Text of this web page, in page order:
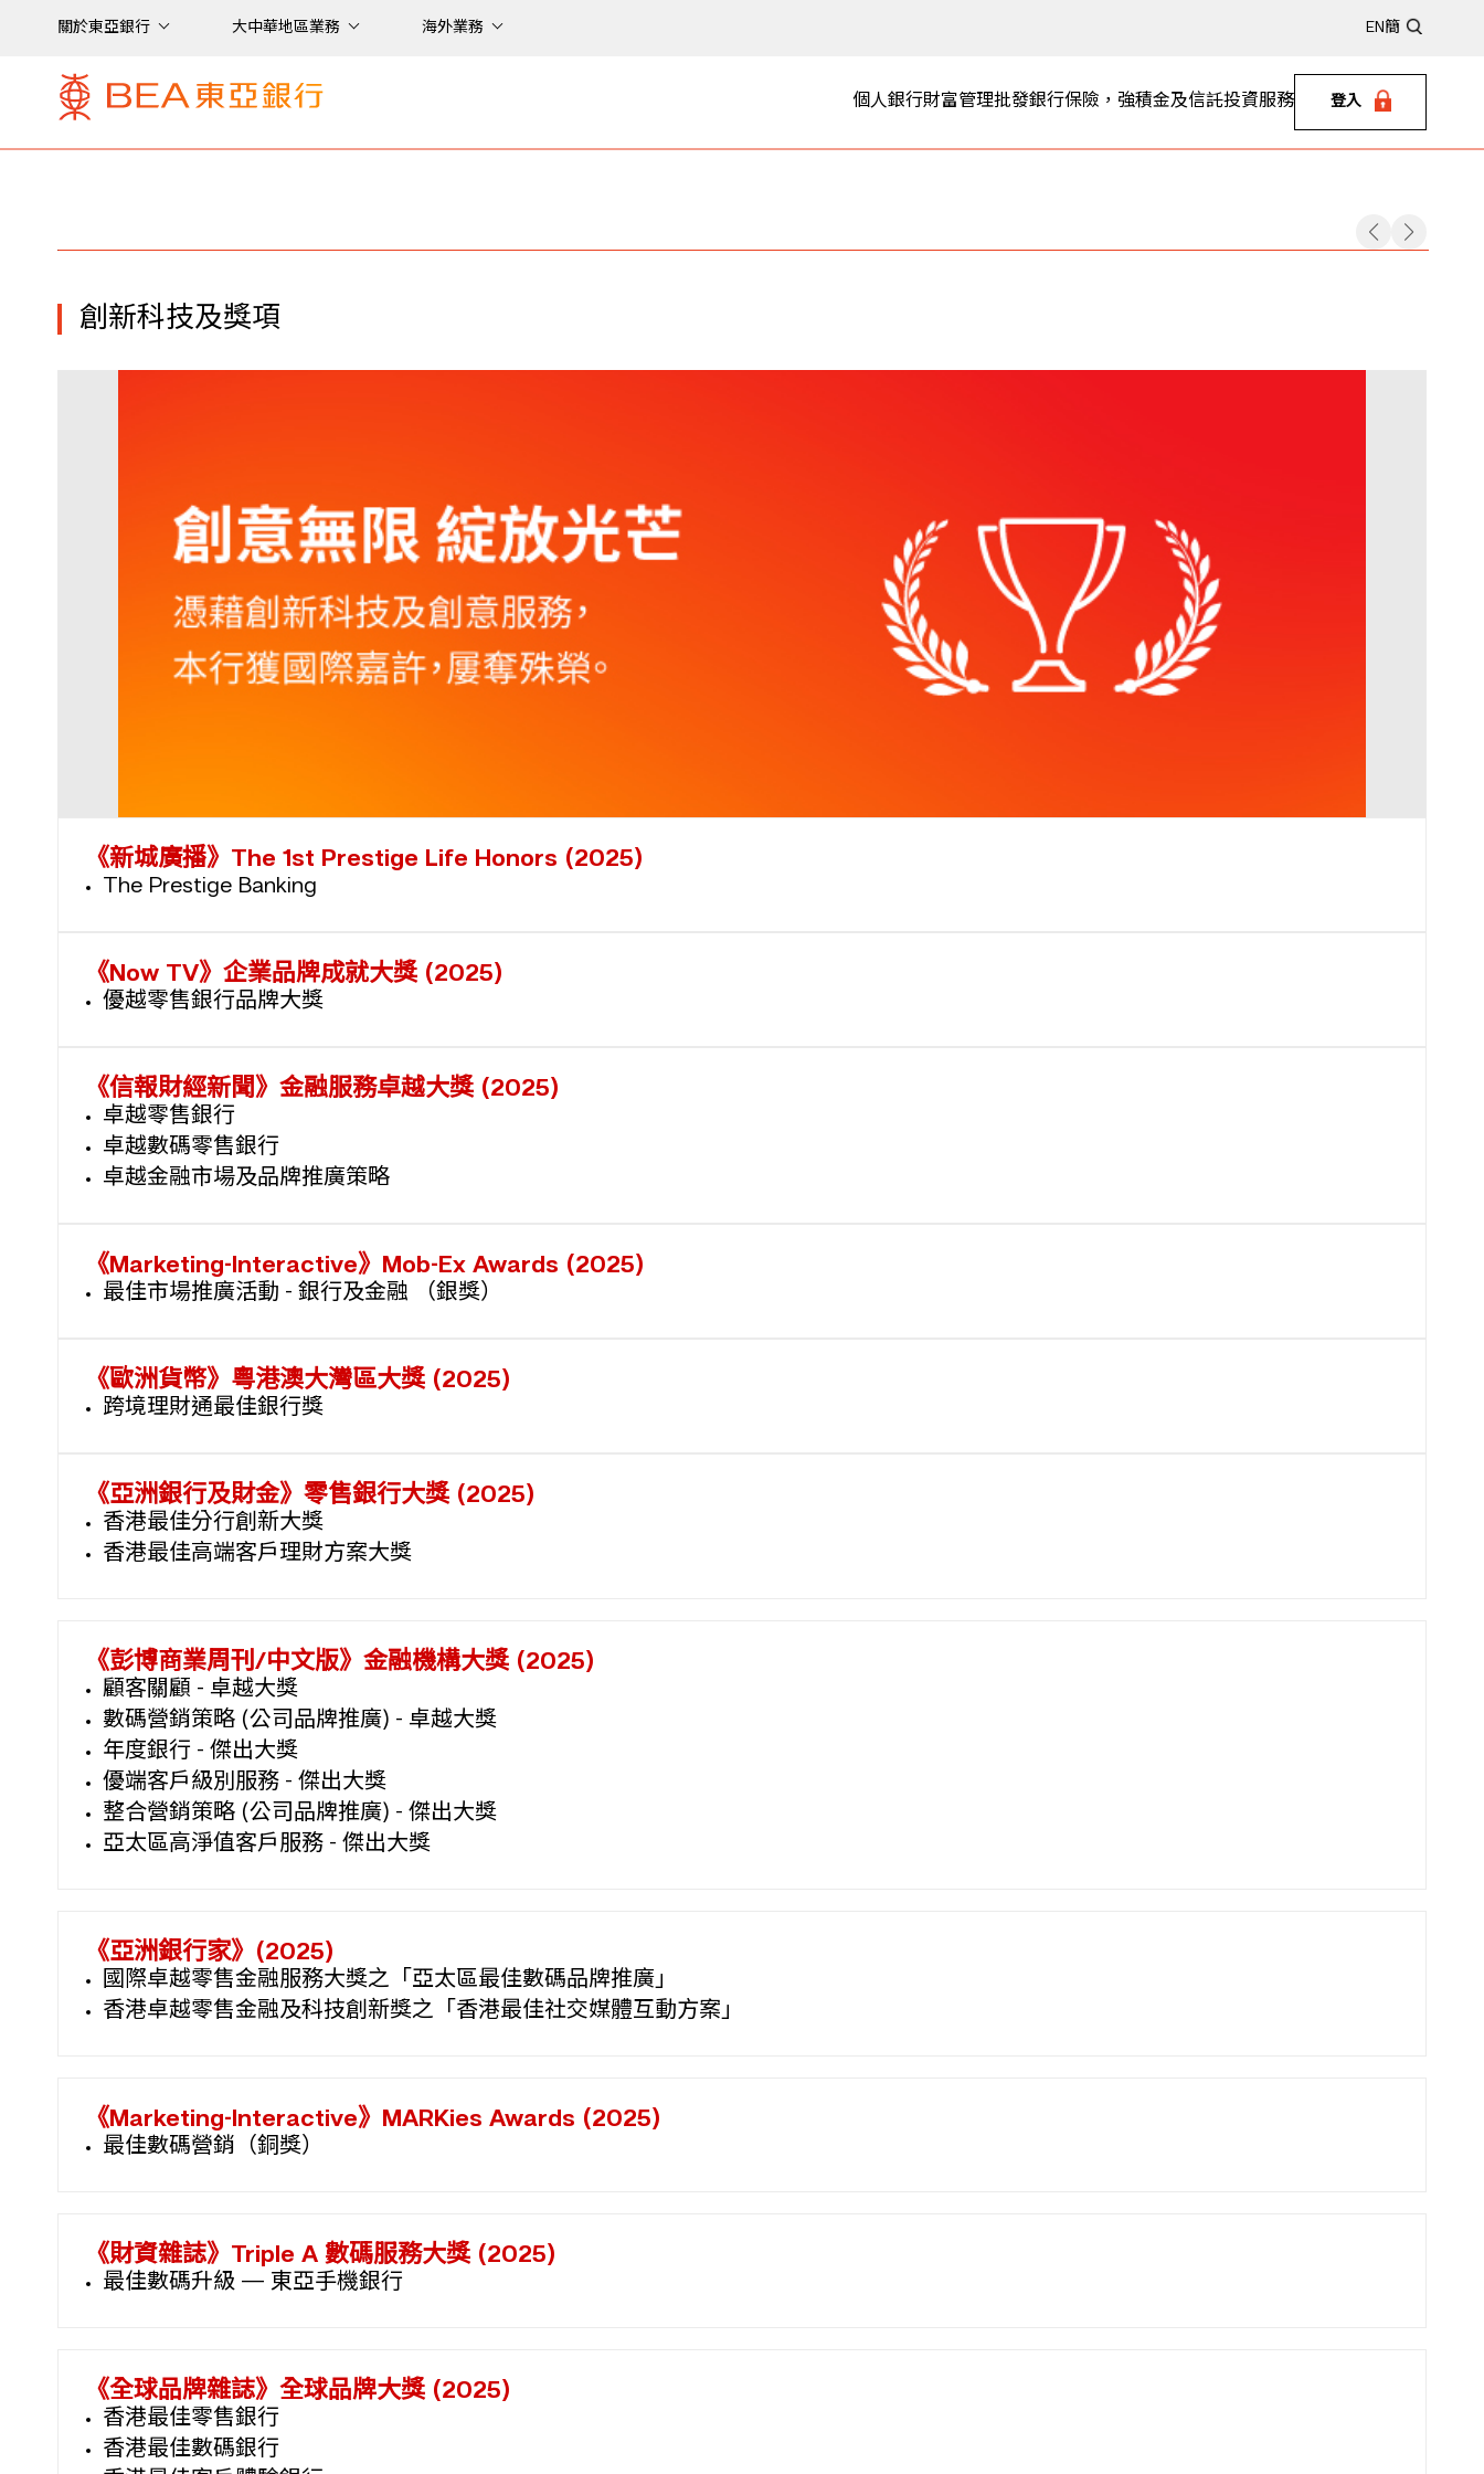
關於東亞銀行 大中華地區業務 海外業務 EN 簡
個人銀行財富管理批發銀行保險，強積金及信託投資服務 登入
創新科技及獎項
《新城廣播》The 1st Prestige Life Honors (2025)
The Prestige Banking
《Now TV》企業品牌成就大獎 (2025)
優越零售銀行品牌大獎
《信報財經新聞》金融服務卓越大獎 (2025)
卓越零售銀行
卓越數碼零售銀行
卓越金融市場及品牌推廣策略
《Marketing-Interactive》Mob-Ex Awards (2025)
最佳市場推廣活動 - 銀行及金融 （銀獎）
《歐洲貨幣》粵港澳大灣區大獎 (2025)
跨境理財通最佳銀行獎
《亞洲銀行及財金》零售銀行大獎 (2025)
香港最佳分行創新大獎
香港最佳高端客戶理財方案大獎
《彭博商業周刊/中文版》金融機構大獎 (2025)
顧客關顧 - 卓越大獎
數碼營銷策略 (公司品牌推廣) - 卓越大獎
年度銀行 - 傑出大獎
優端客戶級別服務 - 傑出大獎
整合營銷策略 (公司品牌推廣) - 傑出大獎
亞太區高淨值客戶服務 - 傑出大獎
《亞洲銀行家》(2025)
國際卓越零售金融服務大獎之「亞太區最佳數碼品牌推廣」
香港卓越零售金融及科技創新獎之「香港最佳社交媒體互動方案」
《Marketing-Interactive》MARKies Awards (2025)
最佳數碼營銷（銅獎）
《財資雜誌》Triple A 數碼服務大獎 (2025)
最佳數碼升級 — 東亞手機銀行
《全球品牌雜誌》全球品牌大獎 (2025)
香港最佳零售銀行
香港最佳數碼銀行